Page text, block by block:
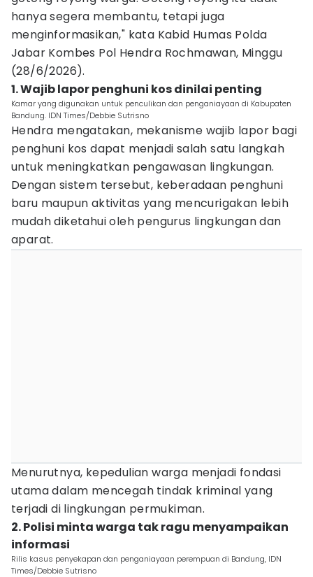
hanya segera membantu, tetapi juga
menginformasikan," kata Kabid Humas Polda
Jabar Kombes Pol Hendra Rochmawan, Minggu
(28/6/2026).
1. Wajib lapor penghuni kos dinilai penting
Kamar yang digunakan untuk penculikan dan penganiayaan di Kabupaten
Bandung. IDN Times/Debbie Sutrisno
Hendra mengatakan, mekanisme wajib lapor bagi
penghuni kos dapat menjadi salah satu langkah
untuk meningkatkan pengawasan lingkungan.
Dengan sistem tersebut, keberadaan penghuni
baru maupun aktivitas yang mencurigakan lebih
mudah diketahui oleh pengurus lingkungan dan
aparat.
Menurutnya, kepedulian warga menjadi fondasi
utama dalam mencegah tindak kriminal yang
terjadi di lingkungan permukiman.
2. Polisi minta warga tak ragu menyampaikan
informasi
Rilis kasus penyekapan dan penganiayaan perempuan di Bandung, IDN
Times/Debbie Sutrisno